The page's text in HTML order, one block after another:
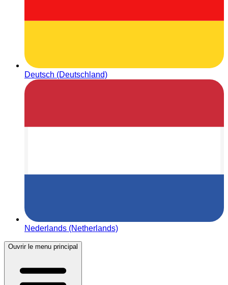
Deutsch (Deutschland)
Nederlands (Netherlands)
Ouvrir le menu principal